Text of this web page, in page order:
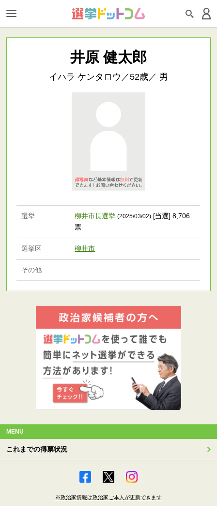
井原 健太郎
イハラ ケンタロウ／52歳／ 男
選挙 柳井市長選挙 (2025/03/02) [当選] 8,706
票
選挙区 柳井市
その他
MENU
これまでの得票状況
※政治家情報は政治家ご本人が更新できます